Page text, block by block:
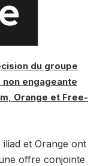
engageante
Orange et Free-
et Orange ont
offre conjointe